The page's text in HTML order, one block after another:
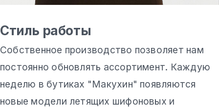
Стиль работы
Собственное производство позволяет нам
постоянно обновлять ассортимент. Каждую
неделю в бутиках "Макухин" появляются
новые модели летящих шифоновых и